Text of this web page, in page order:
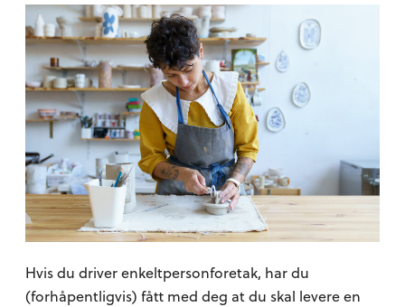
Hvis du driver enkeltpersonforetak, har du
(forhåpentligvis) fått med deg at du skal levere en